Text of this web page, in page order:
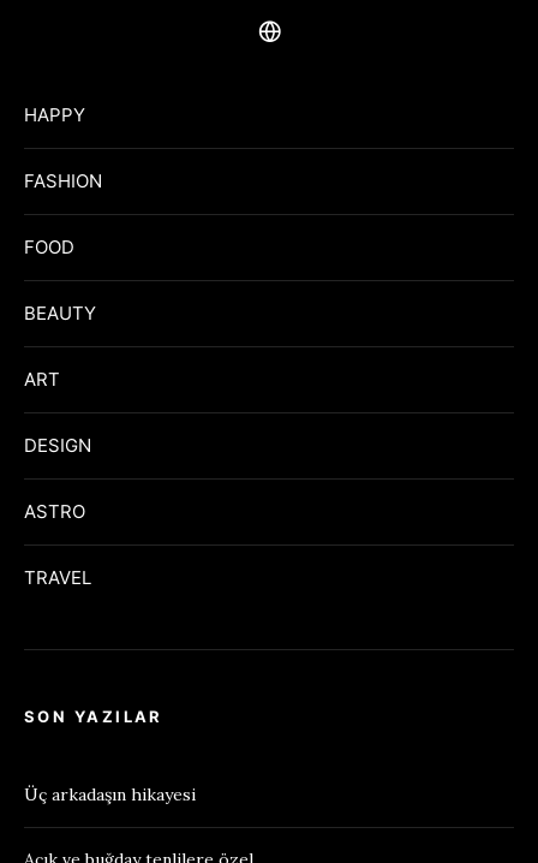
HAPPY
FASHION
FOOD
BEAUTY
ART
DESIGN
ASTRO
TRAVEL
SON YAZILAR
Üç arkadaşın hikayesi